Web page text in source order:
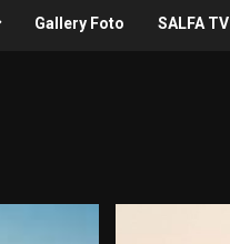
Gallery Foto SALFA TV